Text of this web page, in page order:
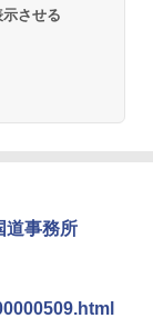
空間倍増 衛生的
レー 熊スプレー
マ対策スプレー 30
させる
道事務所